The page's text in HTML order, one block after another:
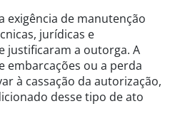
exigência de manutenção
jurídicas e
justificaram a outorga. A
embarcações ou a perda
à cassação da autorização,
desse tipo de ato